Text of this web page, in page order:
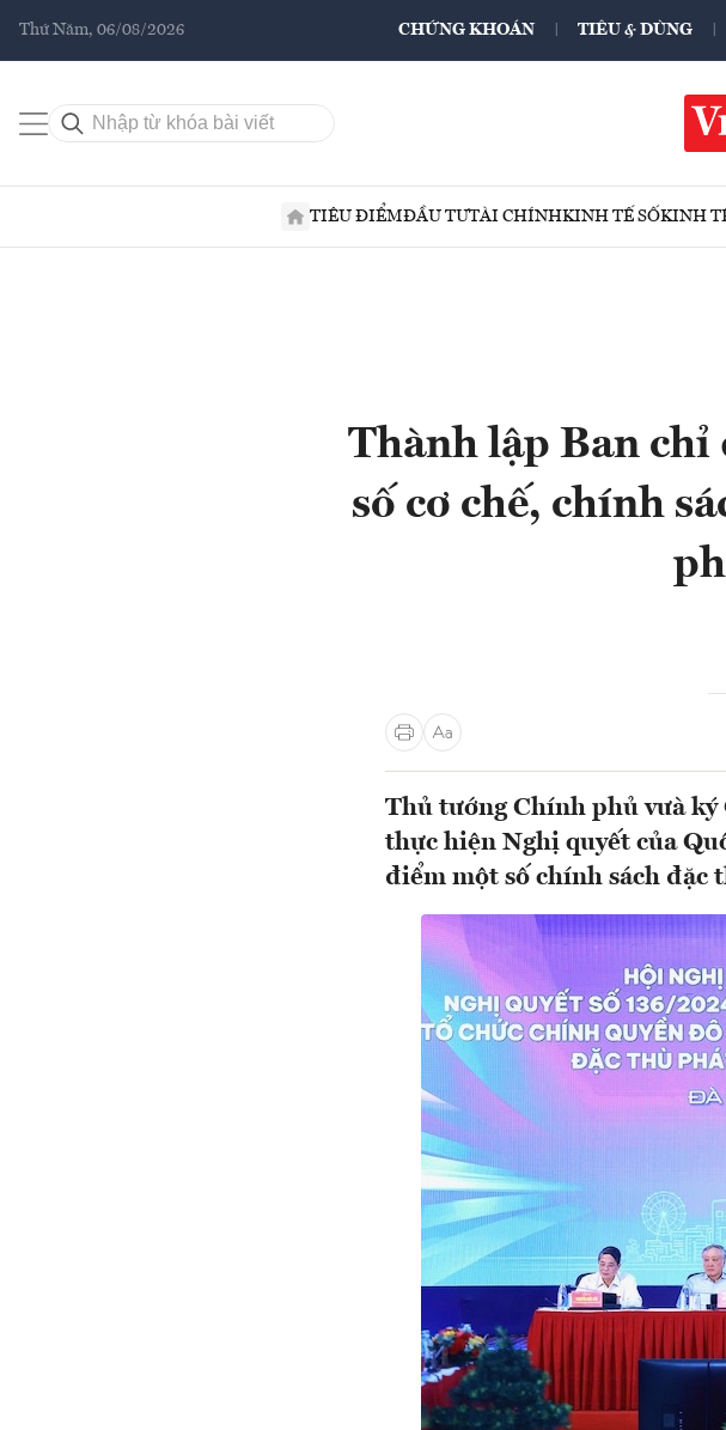
Thứ Năm, 06/08/2026 CHỨNG KHOÁN TIÊU & DÙNG
TIÊU ĐIỂMĐẦU TƯTÀI CHÍNHKINH TẾ SỐKINH
Thành lập Ban
số cơ chế, chính
Thủ tướng Chính phủ vưà
thực hiện Nghị quyết của
điểm một số chính sách